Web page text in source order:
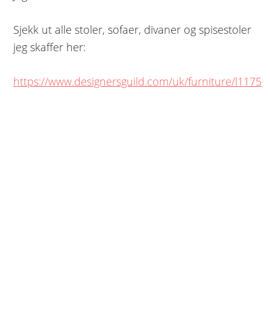
Sjekk ut alle stoler, sofaer, divaner og spisestoler
jeg skaffer her:
https://www.designersguild.com/uk/furniture/l1175